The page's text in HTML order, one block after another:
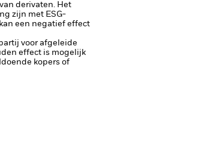
derivaten. Het
zijn met ESG-
een negatief effect
voor afgeleide
effect is mogelijk
kopers of